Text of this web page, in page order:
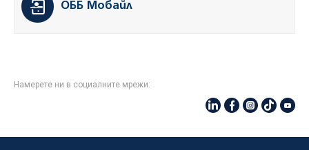
ОББ Мобайл
Намерете ни в социалните мрежи: